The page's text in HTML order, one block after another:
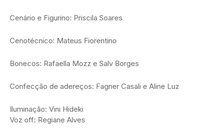
Cenário e Figurino: Priscila Soares
Cenotécnico: Mateus Fiorentino
Bonecos: Rafaella Mozz e Salv Borges
Confecção de adereços: Fagner Casali e Aline Luz
Iluminação: Vini Hideki
Voz off: Regiane Alves